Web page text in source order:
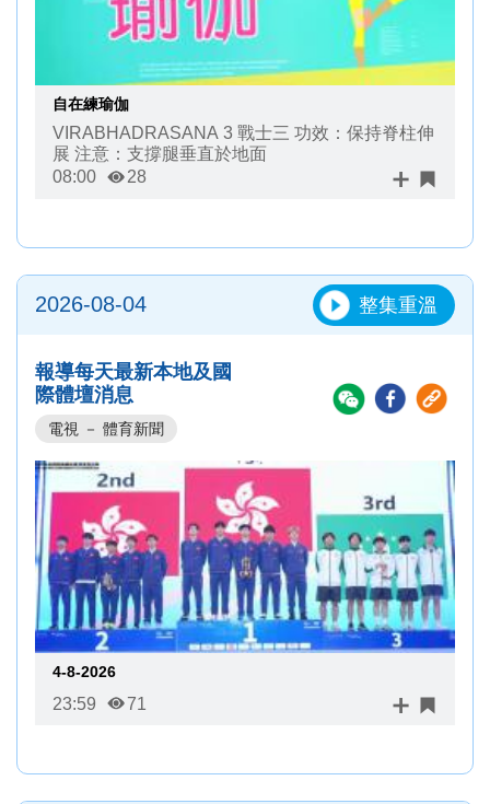
自在練瑜伽
VIRABHADRASANA 3 戰士三 功效：保持脊柱伸
展 注意：支撐腿垂直於地面
08:00
28
2026-08-04 整集重溫
報導每天最新本地及國
際體壇消息
電視 － 體育新聞
4-8-2026
23:59 71